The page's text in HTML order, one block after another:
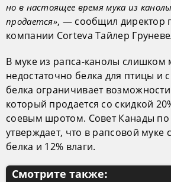
но в настоящее время мука из
продается», — сообщил директор
компании Corteva Тайлер
В муке из рапса-канолы слишком
недостаточно белка для птицы и
белка ограничивает
который продается со скидкой
соевым шротом. Совет Канады по
утверждает, что в рапсовой муке
белка и 12% влаги.
Смотрите также: